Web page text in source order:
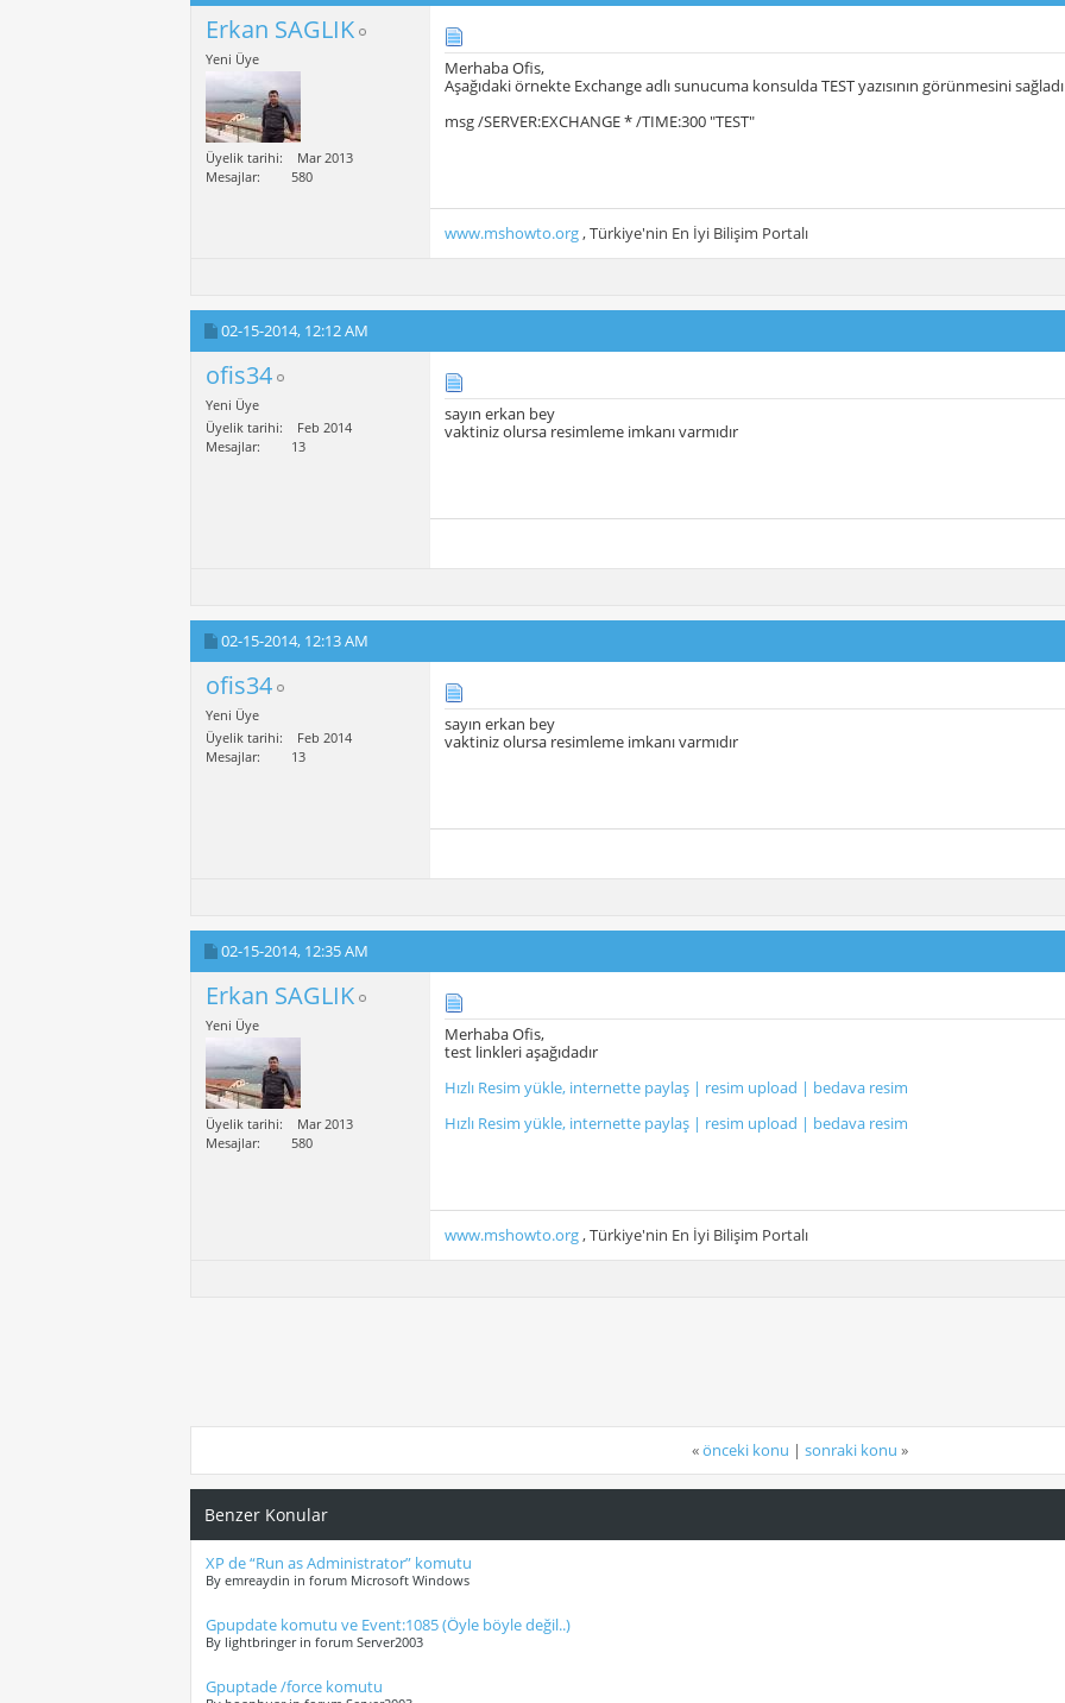
Erkan SAGLIK
Yeni Üye
Üyelik tarihi
Mar 2013
Mesajlar
580
Merhaba Ofis,
Aşağıdaki örnekte Exchange adlı sunucuma konsulda TEST yazısının görünmesini
msg /SERVER:EXCHANGE * /TIME:300 "TEST"
www.mshowto.org, Türkiye'nin En İyi Bilişim Portalı
02-15-2014, 12:12 AM
ofis34
Yeni Üye
Üyelik tarihi
Feb 2014
Mesajlar
13
sayın erkan bey
vaktiniz olursa resimleme imkanı varmıdır
02-15-2014, 12:13 AM
ofis34
Yeni Üye
Üyelik tarihi
Feb 2014
Mesajlar
13
sayın erkan bey
vaktiniz olursa resimleme imkanı varmıdır
02-15-2014, 12:35 AM
Erkan SAGLIK
Yeni Üye
Üyelik tarihi
Mar 2013
Mesajlar
580
Merhaba Ofis,
test linkleri aşağıdadır
Hızlı Resim yükle, internette paylaş | resim upload | bedava resim
Hızlı Resim yükle, internette paylaş | resim upload | bedava resim
www.mshowto.org, Türkiye'nin En İyi Bilişim Portalı
«önceki konu | sonraki konu »
Benzer Konular
XP de “Run as Administrator” komutu
By emreaydin in forum Microsoft Windows
Gpupdate komutu ve Event:1085 (Öyle böyle değil..)
By lightbringer in forum Server2003
Gpuptade /force komutu